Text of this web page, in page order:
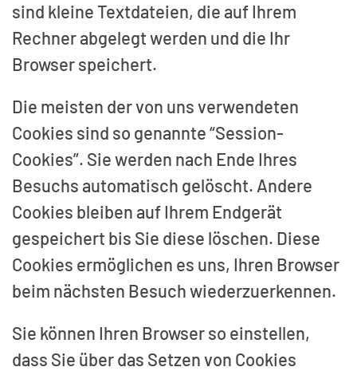
sind kleine Textdateien, die auf Ihrem
Rechner abgelegt werden und die Ihr
Browser speichert.
Die meisten der von uns verwendeten
Cookies sind so genannte “Session-
Cookies”. Sie werden nach Ende Ihres
Besuchs automatisch gelöscht. Andere
Cookies bleiben auf Ihrem Endgerät
gespeichert bis Sie diese löschen. Diese
Cookies ermöglichen es uns, Ihren Browser
beim nächsten Besuch wiederzuerkennen.
Sie können Ihren Browser so einstellen,
dass Sie über das Setzen von Cookies